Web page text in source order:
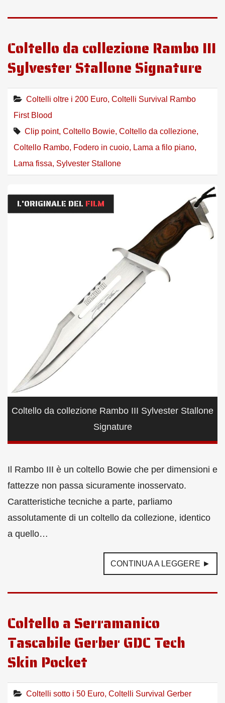
Coltello da collezione Rambo III
Sylvester Stallone Signature
Coltelli oltre i 200 Euro, Coltelli Survival Rambo
First Blood
Clip point, Coltello Bowie, Coltello da collezione,
Coltello Rambo, Fodero in cuoio, Lama a filo piano,
Lama fissa, Sylvester Stallone
L'ORIGINALE DEL FILM
Coltello da collezione Rambo III Sylvester Stallone
Signature
Il Rambo III è un coltello Bowie che per dimensioni e
fattezze non passa sicuramente inosservato.
Caratteristiche tecniche a parte, parliamo
assolutamente di un coltello da collezione, identico
a quello…
CONTINUA A LEGGERE ►
Coltello a Serramanico
Tascabile Gerber GDC Tech
Skin Pocket
Coltelli sotto i 50 Euro, Coltelli Survival Gerber